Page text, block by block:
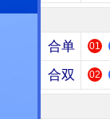
合单 01
合双 02